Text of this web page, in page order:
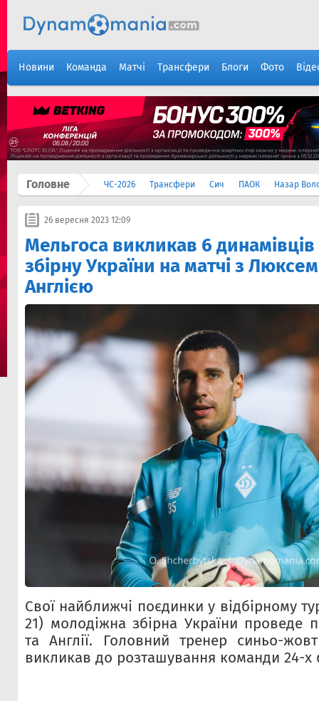
Новини Команда Матчі Трансфери Блоги Фото
Головне ЧС-2026 Трансфери Сич ПАОК Назар
26 вересня 2023 12:09
Мельгоса викликав 6
збірну України на матчі з
Англією
Свої найближчі поєдинки у відбірному
21) молодіжна збірна України проведе
та Англії. Головний тренер синьо-
викликав до розташування команди 24-х